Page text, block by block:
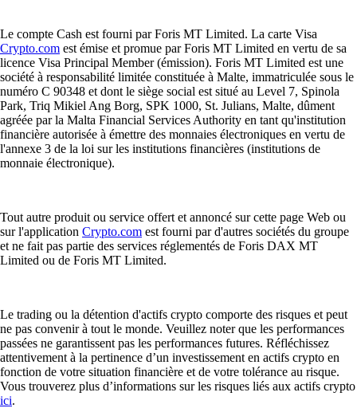
Le compte Cash est fourni par Foris MT Limited. La carte Visa
Crypto.com est émise et promue par Foris MT Limited en vertu de sa
licence Visa Principal Member (émission). Foris MT Limited est une
société à responsabilité limitée constituée à Malte, immatriculée sous le
numéro C 90348 et dont le siège social est situé au Level 7, Spinola
Park, Triq Mikiel Ang Borg, SPK 1000, St. Julians, Malte, dûment
agréée par la Malta Financial Services Authority en tant qu'institution
financière autorisée à émettre des monnaies électroniques en vertu de
l'annexe 3 de la loi sur les institutions financières (institutions de
monnaie électronique).
Tout autre produit ou service offert et annoncé sur cette page Web ou
sur l'application Crypto.com est fourni par d'autres sociétés du groupe
et ne fait pas partie des services réglementés de Foris DAX MT
Limited ou de Foris MT Limited.
Le trading ou la détention d'actifs crypto comporte des risques et peut
ne pas convenir à tout le monde. Veuillez noter que les performances
passées ne garantissent pas les performances futures. Réfléchissez
attentivement à la pertinence d’un investissement en actifs crypto en
fonction de votre situation financière et de votre tolérance au risque.
Vous trouverez plus d’informations sur les risques liés aux actifs crypto
ici.